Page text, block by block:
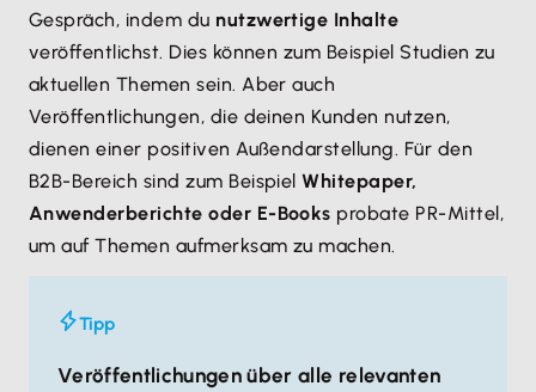
Gespräch, indem du nutzwertige Inhalte
veröffentlichst. Dies können zum Beispiel Studien zu
aktuellen Themen sein. Aber auch
Veröffentlichungen, die deinen Kunden nutzen,
dienen einer positiven Außendarstellung. Für den
B2B-Bereich sind zum BeispielWhitepaper,
Anwenderberichte oder E-Books probate PR-Mittel,
um auf Themen aufmerksam zu machen.
Tipp
Veröffentlichungen über alle relevanten